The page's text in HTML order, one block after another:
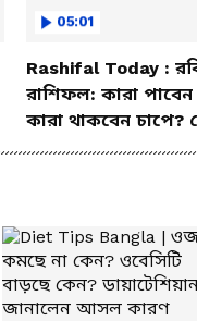
05:01
Rashifal Today :
রাশিফল: কারা
কারা থাকবেন চাপে?